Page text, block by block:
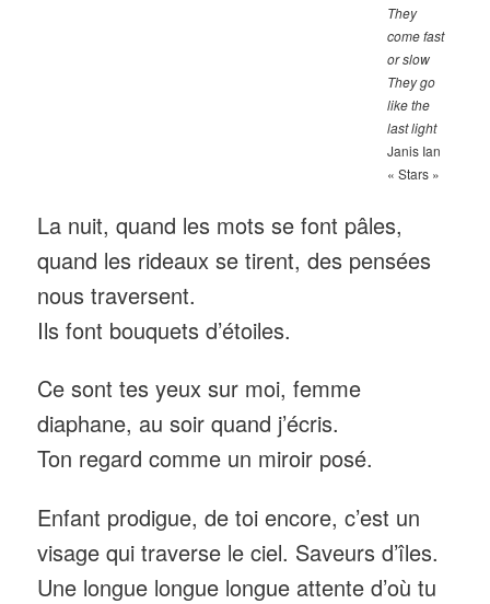
They
come fast
or slow
They go
like the
last light
Janis Ian
« Stars »
La nuit, quand les mots se font pâles,
quand les rideaux se tirent, des pensées
nous traversent.
Ils font bouquets d’étoiles.
Ce sont tes yeux sur moi, femme
diaphane, au soir quand j’écris.
Ton regard comme un miroir posé.
Enfant prodigue, de toi encore, c’est un
visage qui traverse le ciel. Saveurs d’îles.
Une longue longue longue attente d’où tu